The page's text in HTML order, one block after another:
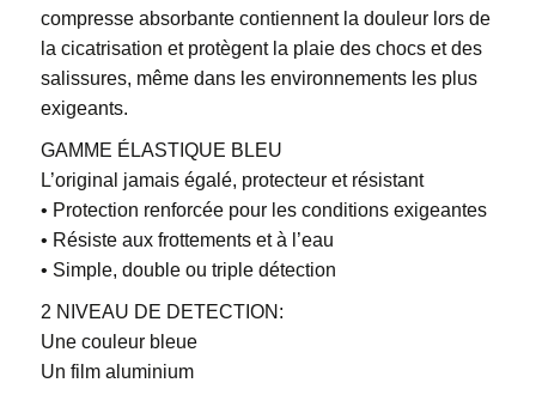
compresse absorbante contiennent la douleur lors de
la cicatrisation et protègent la plaie des chocs et des
salissures, même dans les environnements les plus
exigeants.
GAMME ÉLASTIQUE BLEU
L’original jamais égalé, protecteur et résistant
• Protection renforcée pour les conditions exigeantes
• Résiste aux frottements et à l’eau
• Simple, double ou triple détection
2 NIVEAU DE DETECTION:
Une couleur bleue
Un film aluminium